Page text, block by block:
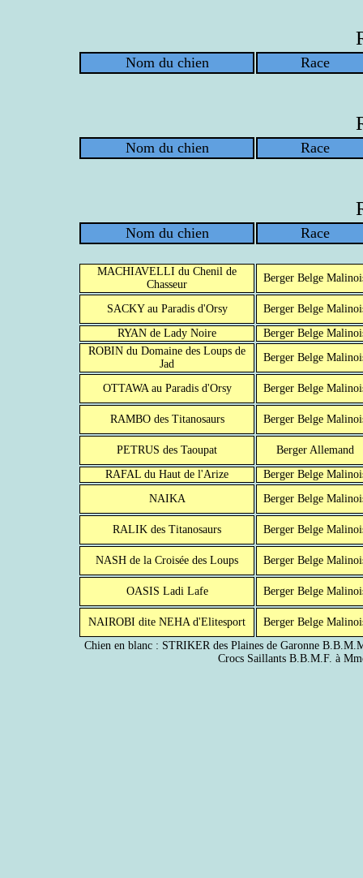
Nom du chien Race
Nom du chien Race
Nom du chien Race
MACHIAVELLI du Chenil de
Chasseur
Berger Belge
SACKY au Paradis d'Orsy
Berger Belge
RYAN de Lady Noire
Berger Belge
ROBIN du Domaine des Loups de
Jad
Berger Belge
OTTAWA au Paradis d'Orsy Berger Belge
RAMBO des Titanosaurs Berger Belge
PETRUS des Taoupat
Berger Allemand
RAFAL du Haut de l'Arize
Berger Belge
NAIKA
Berger Belge
RALIK des Titanosaurs Berger Belge
NASH de la Croisée des Loups Berger Belge
OASIS Ladi Lafe Berger Belge
NAIROBI dite NEHA d'Elitesport
Berger Belge
Chien en blanc : STRIKER des Plaines de Garonne
Crocs Saillants B.B.M.F. à